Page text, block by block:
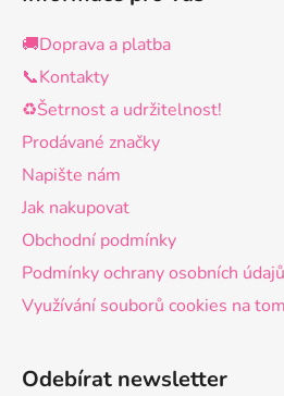
🚚Doprava a platba
📞Kontakty
♻️Šetrnost a udržitelnost!
Prodávané značky
Napište nám
Jak nakupovat
Obchodní podmínky
Podmínky ochrany osobních údajů
Využívání souborů cookies na
Odebírat newsletter